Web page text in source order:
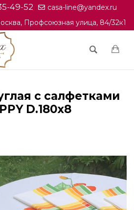
49-52
casa-line@yandex.ru
Профсоюзная улица, 84/32к1
с салфетками
D.180х8